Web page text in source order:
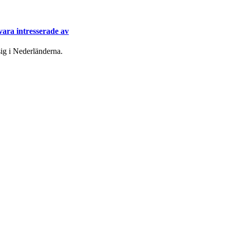
intresserade av
i Nederländerna.